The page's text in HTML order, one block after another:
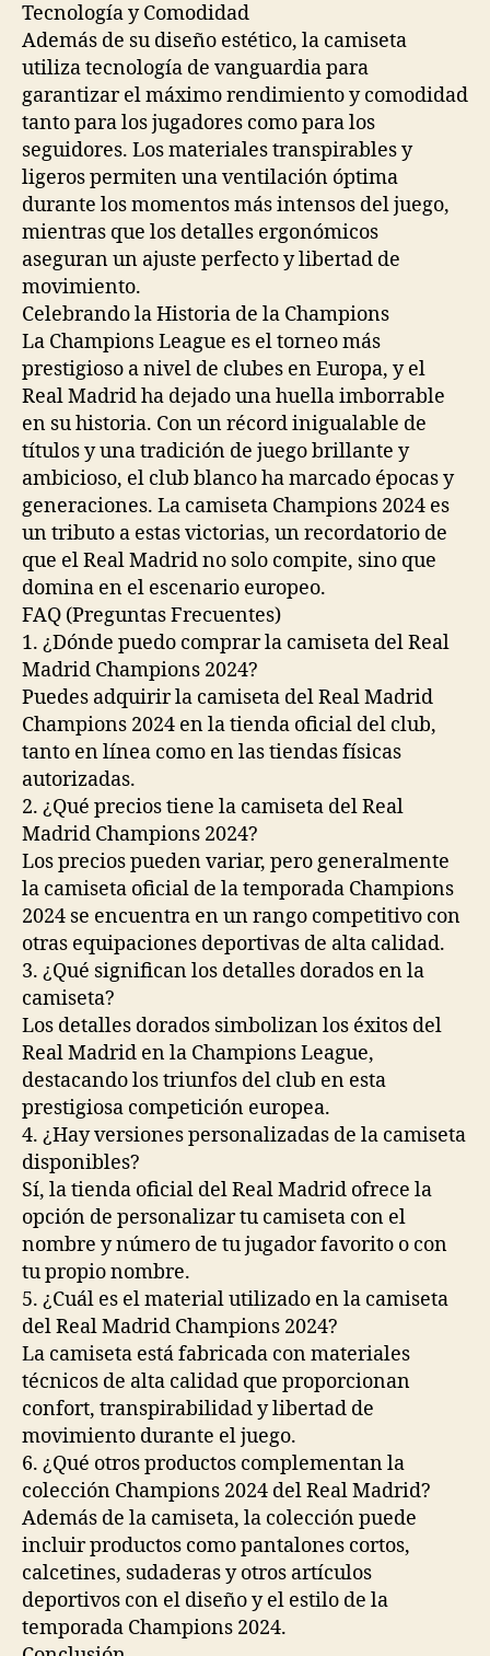
Tecnología y Comodidad
Además de su diseño estético, la camiseta
utiliza tecnología de vanguardia para
garantizar el máximo rendimiento y comodidad
tanto para los jugadores como para los
seguidores. Los materiales transpirables y
ligeros permiten una ventilación óptima
durante los momentos más intensos del juego,
mientras que los detalles ergonómicos
aseguran un ajuste perfecto y libertad de
movimiento.
Celebrando la Historia de la Champions
La Champions League es el torneo más
prestigioso a nivel de clubes en Europa, y el
Real Madrid ha dejado una huella imborrable
en su historia. Con un récord inigualable de
títulos y una tradición de juego brillante y
ambicioso, el club blanco ha marcado épocas y
generaciones. La camiseta Champions 2024 es
un tributo a estas victorias, un recordatorio de
que el Real Madrid no solo compite, sino que
domina en el escenario europeo.
FAQ (Preguntas Frecuentes)
1. ¿Dónde puedo comprar la camiseta del Real
Madrid Champions 2024?
Puedes adquirir la camiseta del Real Madrid
Champions 2024 en la tienda oficial del club,
tanto en línea como en las tiendas físicas
autorizadas.
2. ¿Qué precios tiene la camiseta del Real
Madrid Champions 2024?
Los precios pueden variar, pero generalmente
la camiseta oficial de la temporada Champions
2024 se encuentra en un rango competitivo con
otras equipaciones deportivas de alta calidad.
3. ¿Qué significan los detalles dorados en la
camiseta?
Los detalles dorados simbolizan los éxitos del
Real Madrid en la Champions League,
destacando los triunfos del club en esta
prestigiosa competición europea.
4. ¿Hay versiones personalizadas de la camiseta
disponibles?
Sí, la tienda oficial del Real Madrid ofrece la
opción de personalizar tu camiseta con el
nombre y número de tu jugador favorito o con
tu propio nombre.
5. ¿Cuál es el material utilizado en la camiseta
del Real Madrid Champions 2024?
La camiseta está fabricada con materiales
técnicos de alta calidad que proporcionan
confort, transpirabilidad y libertad de
movimiento durante el juego.
6. ¿Qué otros productos complementan la
colección Champions 2024 del Real Madrid?
Además de la camiseta, la colección puede
incluir productos como pantalones cortos,
calcetines, sudaderas y otros artículos
deportivos con el diseño y el estilo de la
temporada Champions 2024.